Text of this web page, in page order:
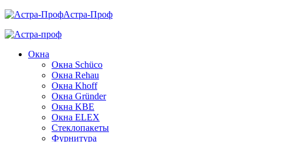
Астра-Проф
Окна
Окна Schüco
Окна Rehau
Окна Khoff
Окна Gründer
Окна KBE
Окна ELEX
Стеклопакеты
Фурнитура